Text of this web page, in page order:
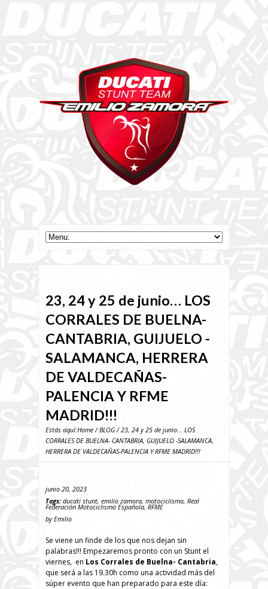
23, 24 y 25 de junio… LOS
CORRALES DE BUELNA-
CANTABRIA, GUIJUELO -
SALAMANCA, HERRERA
DE VALDECAÑAS-
PALENCIA Y RFME
MADRID!!!
Estás aquí:Home/BLOG/ 23, 24 y 25 de junio... LOS
CORRALES DE BUELNA- CANTABRIA, GUIJUELO -SALAMANCA,
HERRERA DE VALDECAÑAS-PALENCIA Y RFME MADRID!!!
junio 20, 2023
Tags: ducati stunt, emilio zamora, motociclismo, Real
Federación Motociclismo Española, RFME
byEmilio
Se viene un finde de los que nos dejan sin
palabras!!! Empezaremos pronto con un Stunt el
viernes, en Los Corrales de Buelna- Cantabria,
que será a las 19.30h como una actividad más del
súper evento que han preparado para este día: